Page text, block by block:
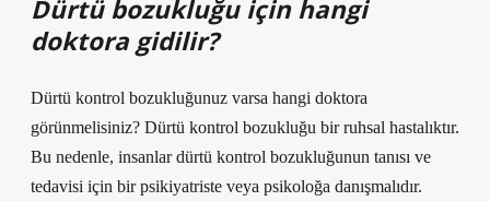
Dürtü bozukluğu için hangi
doktora gidilir?
Dürtü kontrol bozukluğunuz varsa hangi doktora
görünmelisiniz? Dürtü kontrol bozukluğu bir ruhsal hastalıktır.
Bu nedenle, insanlar dürtü kontrol bozukluğunun tanısı ve
tedavisi için bir psikiyatriste veya psikoloğa danışmalıdır.